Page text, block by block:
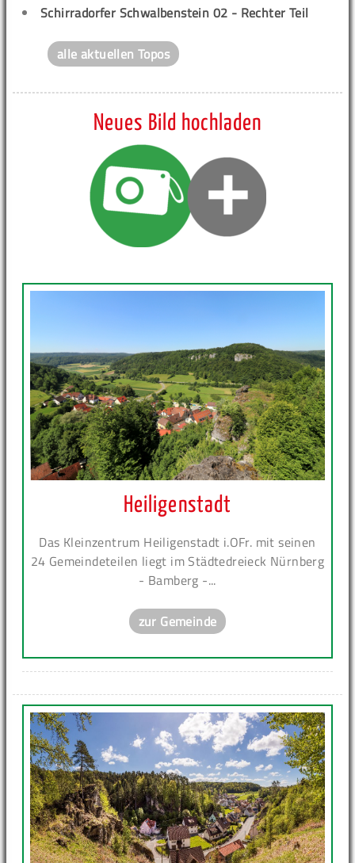
Schirradorfer Schwalbenstein 02 - Rechter Teil
alle aktuellen Topos
Neues Bild hochladen
Heiligenstadt
Das Kleinzentrum Heiligenstadt i.OFr. mit seinen
24 Gemeindeteilen liegt im Städtedreieck Nürnberg
- Bamberg -...
zur Gemeinde